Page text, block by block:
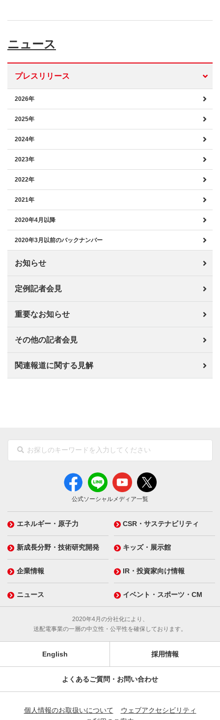
ニュース
プレスリリース
2026年
2025年
2024年
2023年
2022年
2021年
2020年4月以降
2020年3月以前のバックナンバー
お知らせ
定例記者会見
重要なお知らせ
その他の記者会見
関連報道に関する見解
公式ソーシャルメディア一覧
エネルギー・原子力 CSR・サステナビリティ
新成長分野・技術研究開発 キッズ・展示館
企業情報 IR・投資家向け情報
ニュース イベント・スポーツ・CM
2020年4月の分社化により、
送配電事業の一層の中立性・公平性を確保しております。
English 採用情報
よくあるご質問・お問い合わせ
個人情報のお取扱いについて
ウェブアクセシビリティ